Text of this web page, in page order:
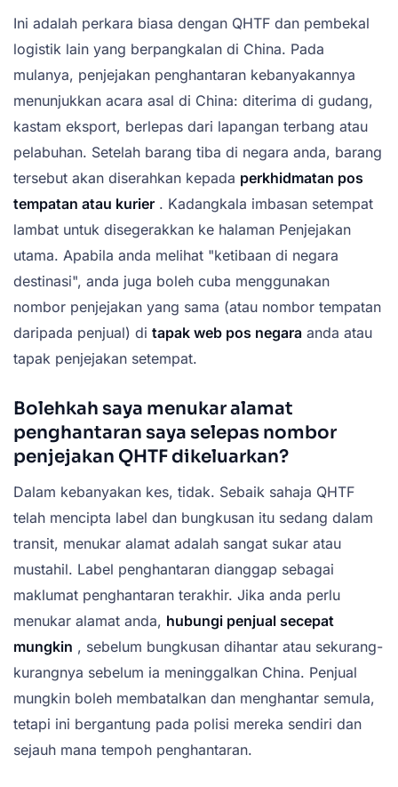
Ini adalah perkara biasa dengan QHTF dan pembekal
logistik lain yang berpangkalan di China. Pada
mulanya, penjejakan penghantaran kebanyakannya
menunjukkan acara asal di China: diterima di gudang,
kastam eksport, berlepas dari lapangan terbang atau
pelabuhan. Setelah barang tiba di negara anda, barang
tersebut akan diserahkan kepada perkhidmatan pos
tempatan atau kurier . Kadangkala imbasan setempat
lambat untuk disegerakkan ke halaman Penjejakan
utama. Apabila anda melihat "ketibaan di negara
destinasi", anda juga boleh cuba menggunakan
nombor penjejakan yang sama (atau nombor tempatan
daripada penjual) di tapak web pos negara anda atau
tapak penjejakan setempat.
Bolehkah saya menukar alamat
penghantaran saya selepas nombor
penjejakan QHTF dikeluarkan?
Dalam kebanyakan kes, tidak. Sebaik sahaja QHTF
telah mencipta label dan bungkusan itu sedang dalam
transit, menukar alamat adalah sangat sukar atau
mustahil. Label penghantaran dianggap sebagai
maklumat penghantaran terakhir. Jika anda perlu
menukar alamat anda, hubungi penjual secepat
mungkin , sebelum bungkusan dihantar atau sekurang-
kurangnya sebelum ia meninggalkan China. Penjual
mungkin boleh membatalkan dan menghantar semula,
tetapi ini bergantung pada polisi mereka sendiri dan
sejauh mana tempoh penghantaran.